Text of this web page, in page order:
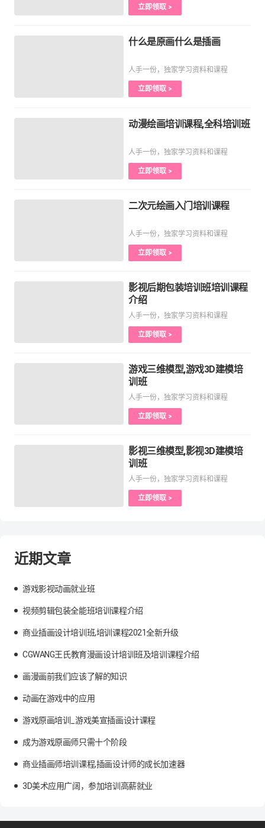
立即领取 >
什么是原画什么是插画
人手一份，独家学习资料和课程
立即领取 >
动漫绘画培训课程,全科培训班
人手一份，独家学习资料和课程
立即领取 >
二次元绘画入门培训课程
人手一份，独家学习资料和课程
立即领取 >
影视后期包装培训班培训课程
介绍
人手一份，独家学习资料和课程
立即领取 >
游戏三维模型,游戏3D建模培
训班
人手一份，独家学习资料和课程
立即领取 >
影视三维模型,影视3D建模培
训班
人手一份，独家学习资料和课程
立即领取 >
近期文章
游戏影视动画就业班
视频剪辑包装全能班培训课程介绍
商业插画设计培训班,培训课程2021全新升级
CGWANG王氏教育漫画设计培训班及培训课程介绍
画漫画前我们应该了解的知识
动画在游戏中的应用
游戏原画培训_游戏美宣插画设计课程
成为游戏原画师只需十个阶段
商业插画师培训课程,插画设计师的成长加速器
3D美术应用广阔，参加培训高薪就业